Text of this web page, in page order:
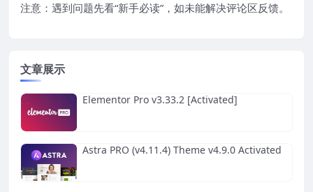
注意：遇到问题先看“新手必读”，如未能解决评论区反馈。
文章展示
Elementor Pro v3.33.2 [Activated]
Astra PRO (v4.11.4) Theme v4.9.0 Activated